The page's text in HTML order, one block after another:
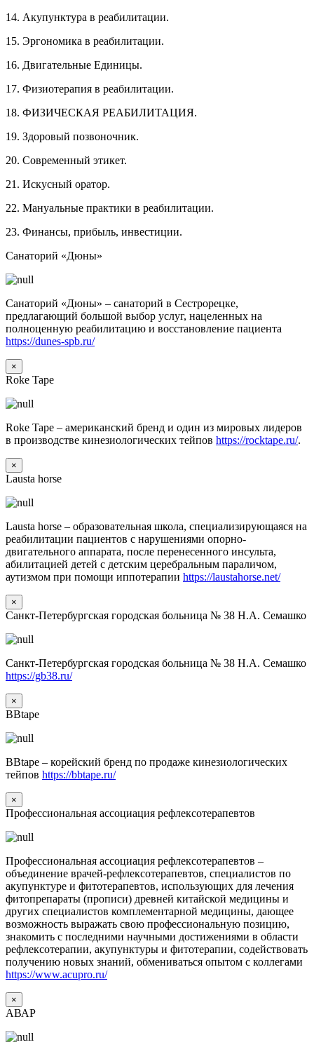
14. Акупунктура в реабилитации.
15. Эргономика в реабилитации.
16. Двигательные Единицы.
17. Физиотерапия в реабилитации.
18. ФИЗИЧЕСКАЯ РЕАБИЛИТАЦИЯ.
19. Здоровый позвоночник.
20. Современный этикет.
21. Искусный оратор.
22. Мануальные практики в реабилитации.
23. Финансы, прибыль, инвестиции.
Санаторий «Дюны»
Санаторий «Дюны» – санаторий в Сестрорецке,
предлагающий большой выбор услуг, нацеленных на
полноценную реабилитацию и восстановление пациента
https://dunes-spb.ru/
×
Roke Tape
Roke Tape – американский бренд и один из мировых лидеров
в производстве кинезиологических тейпов https://rocktape.ru/.
×
Lausta horse
Lausta horse – образовательная школа, специализирующаяся на
реабилитации пациентов с нарушениями опорно-
двигательного аппарата, после перенесенного инсульта,
абилитацией детей с детским церебральным параличом,
аутизмом при помощи иппотерапии https://laustahorse.net/
×
Санкт-Петербургская городская больница № 38 Н.А. Семашко
Санкт-Петербургская городская больница № 38 Н.А. Семашко
https://gb38.ru/
×
BBtape
BBtape – корейский бренд по продаже кинезиологических
тейпов https://bbtape.ru/
×
Профессиональная ассоциация рефлексотерапевтов
Профессиональная ассоциация рефлексотерапевтов –
объединение врачей-рефлексотерапевтов, специалистов по
акупунктуре и фитотерапевтов, использующих для лечения
фитопрепараты (прописи) древней китайской медицины и
других специалистов комплементарной медицины, дающее
возможность выражать свою профессиональную позицию,
знакомить с последними научными достижениями в области
рефлексотерапии, акупунктуры и фитотерапии, содействовать
получению новых знаний, обмениваться опытом с коллегами
https://www.acupro.ru/
×
АВАР